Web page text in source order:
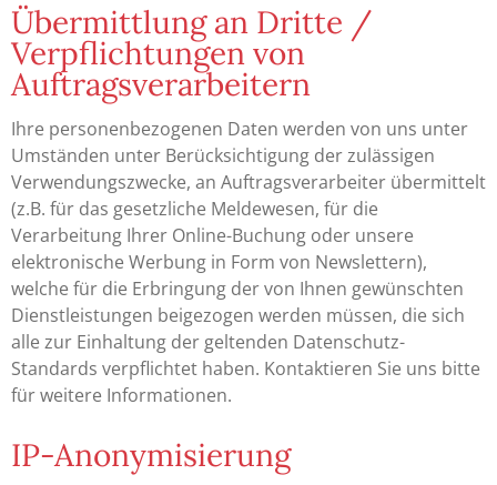
Übermittlung an Dritte /
Verpflichtungen von
Auftragsverarbeitern
Ihre personenbezogenen Daten werden von uns unter
Umständen unter Berücksichtigung der zulässigen
Verwendungszwecke, an Auftragsverarbeiter übermittelt
(z.B. für das gesetzliche Meldewesen, für die
Verarbeitung Ihrer Online-Buchung oder unsere
elektronische Werbung in Form von Newslettern),
welche für die Erbringung der von Ihnen gewünschten
Dienstleistungen beigezogen werden müssen, die sich
alle zur Einhaltung der geltenden Datenschutz-
Standards verpflichtet haben. Kontaktieren Sie uns bitte
für weitere Informationen.
IP-Anonymisierung